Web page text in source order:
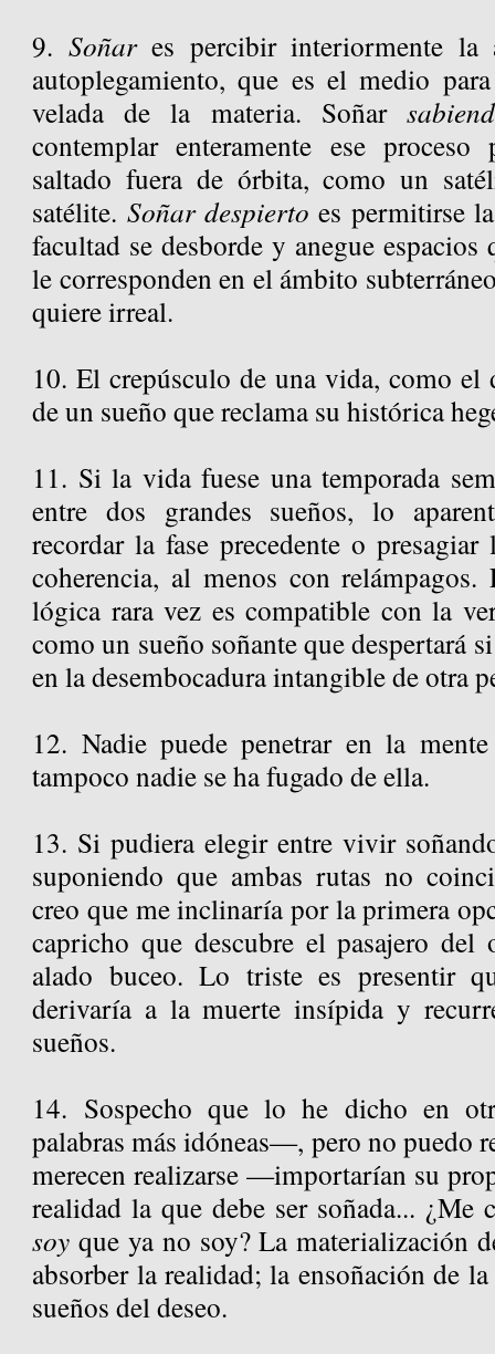
9. Soñares percibir interiormente la
autoplegamiento, que es el medio
velada de la materia. Soñar
contemplar enteramente ese proceso
saltado fuera de órbita, como un
satélite. Soñar despierto es permitirse
facultad se desborde y anegue
le corresponden en el ámbito
quiere irreal.
10. El crepúsculo de una vida, como el
de un sueño que reclama su histórica
11. Si la vida fuese una temporada
entre dos grandes sueños, lo
recordar la fase precedente o
coherencia, al menos con
lógica rara vez es compatible con la
como un sueño soñante que despertará
en la desembocadura intangible de otra
12. Nadie puede penetrar en la
tampoco nadie se ha fugado de ella.
13. Si pudiera elegir entre vivir
suponiendo que ambas rutas no
creo que me inclinaría por la primera
capricho que descubre el pasajero
alado buceo. Lo triste es presentir
derivaría a la muerte insípida y
sueños.
14. Sospecho que lo he dicho en
palabras más idóneas—, pero no puedo
merecen realizarse —importarían su
realidad la que debe ser soñada... ¿Me
soy que ya no soy? La materialización
absorber la realidad; la ensoñación de
sueños del deseo.